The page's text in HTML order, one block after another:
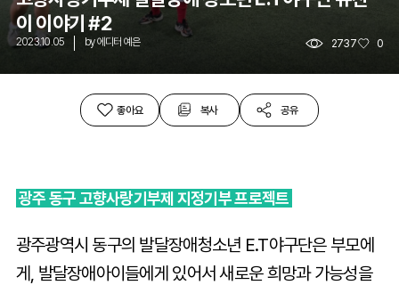
이 이야기 #2
2023.10.05 by에디터 예은 2737 0
좋아요 복사 공유
광주 동구 고향사랑기부제 지정기부 프로젝트
광주광역시 동구의 발달장애청소년 E.T야구단은 부모에
게, 발달장애아이들에게 있어서 새로운 희망과 가능성을